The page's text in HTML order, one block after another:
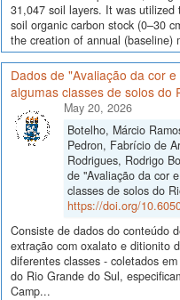
31,047 soil layers. It was utilized
soil organic carbon stock (0–30
the creation of annual (baseline)
Dados de "Avaliação da cor
algumas classes de solos do
May 20, 2026
Botelho, Márcio
Pedron, Fabrício de
Rodrigues, Rodrigo
de "Avaliação da cor
classes de solos do
https://doi.org/
Consiste de dados do conteúdo
extração com oxalato e ditionito
diferentes classes - coletados
do Rio Grande do Sul,
Camp...